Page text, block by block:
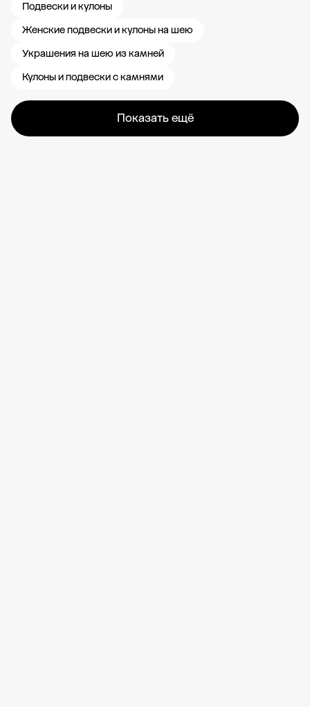
Подвески и кулоны
Женские подвески и кулоны на шею
Украшения на шею из камней
Кулоны и подвески с камнями
Показать ещё